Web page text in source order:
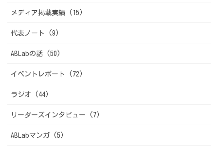
メディア掲載実績 (15)
代表ノート (9)
ABLabの話 (50)
イベントレポート (72)
ラジオ (44)
リーダーズインタビュー (7)
ABLabマンガ (5)